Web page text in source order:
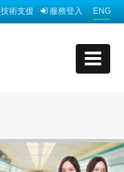
ENG
服務登入
技術支援